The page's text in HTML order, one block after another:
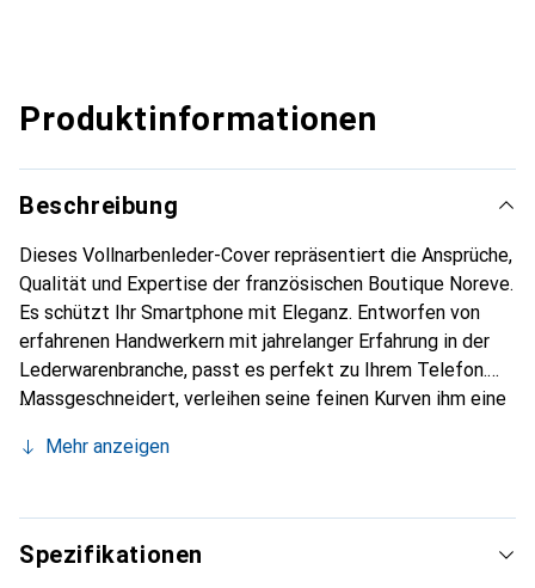
Produktinformationen
Beschreibung
Dieses Vollnarbenleder-Cover repräsentiert die Ansprüche,
Qualität und Expertise der französischen Boutique Noreve.
Es schützt Ihr Smartphone mit Eleganz. Entworfen von
erfahrenen Handwerkern mit jahrelanger Erfahrung in der
Lederwarenbranche, passt es perfekt zu Ihrem Telefon.
Massgeschneidert, verleihen seine feinen Kurven ihm eine
unverzichtbaren Accessoire für Ihr Smartphone.
die Marke Noreve eine zuverlässige Wahl für eine
anspruchsvolle Kundschaft.
Mehr anzeigen
Spezifikationen